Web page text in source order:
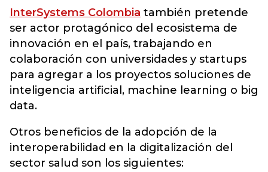
InterSystems Colombia también pretende
ser actor protagónico del ecosistema de
innovación en el país, trabajando en
colaboración con universidades y startups
para agregar a los proyectos soluciones de
inteligencia artificial, machine learning o big
data.
Otros beneficios de la adopción de la
interoperabilidad en la digitalización del
sector salud son los siguientes: